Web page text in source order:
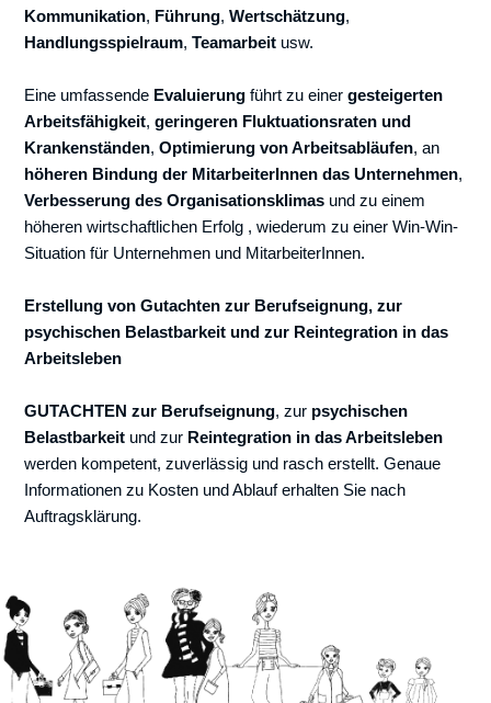
Kommunikation, Führung,Wertschätzung,
Handlungsspielraum,Teamarbeit usw.
Eine umfassende Evaluierung führt zu einergesteigerten
Arbeitsfähigkeit,geringeren Fluktuationsraten und
Krankenständen,Optimierung von Arbeitsabläufen, an
höheren Bindung der MitarbeiterInnen das Unternehmen,
Verbesserung des Organisationsklimas und zu einem
höheren wirtschaftlichen Erfolg , wiederum zu einer Win-Win-
Situation für Unternehmen und MitarbeiterInnen.
Erstellung von Gutachten zur Berufseignung, zur
psychischen Belastbarkeit und zur Reintegration in das
Arbeitsleben
GUTACHTEN zur Berufseignung, zur psychischen
Belastbarkeit und zur Reintegration in das Arbeitsleben
werden kompetent, zuverlässig und rasch erstellt. Genaue
Informationen zu Kosten und Ablauf erhalten Sie nach
Auftragsklärung.